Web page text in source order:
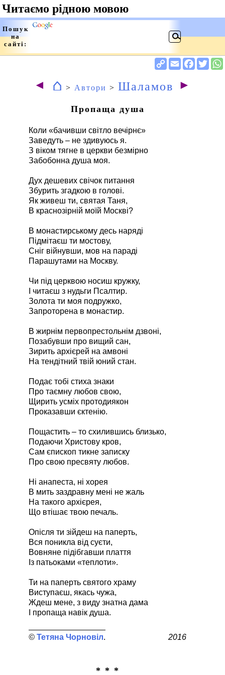
◄ ⌂ > Автори > Шаламов ►
Пропаща душа
Коли «бачивши світло вечірнє»
Заведуть – не здивуюсь я.
З віком тягне в церкви безмірно
Забобонна душа моя.
Дух дешевих свічок питання
Збурить згадкою в голові.
Як живеш ти, святая Таня,
В краснозірній моїй Москві?
В монастирському десь наряді
Підмітаєш ти мостову,
Сніг війнувши, мов на параді
Парашутами на Москву.
Чи під церквою носиш кружку,
І читаєш з нудьги Псалтир.
Золота ти моя подружко,
Запроторена в монастир.
В жирнім первопрестольнім дзвоні,
Позабувши про вищий сан,
Зирить архієрей на амвоні
На тендітний твій юний стан.
Подає тобі стиха знаки
Про таємну любов свою,
Щирить усміх протодиякон
Проказавши єктенію.
Пощастить – то схилившись близько,
Подаючи Христову кров,
Сам єпископ тикне записку
Про свою пресвяту любов.
Ні анапеста, ні хорея
В мить заздравну мені не жаль
На такого архієрея,
Що втішає твою печаль.
Опісля ти зійдеш на паперть,
Вся поникла від суєти,
Вовняне підібгавши плаття
Із патьоками «теплоти».
Ти на паперть святого храму
Виступаєш, якась чужа,
Ждеш мене, з виду знатна дама
І пропаща навік душа.
Тетяна Чорновіл 2016
* * *